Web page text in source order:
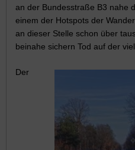
an der Bundesstraße B3 nahe
einem der Hotspots der
an dieser Stelle schon über
beinahe sichern Tod auf der
Der